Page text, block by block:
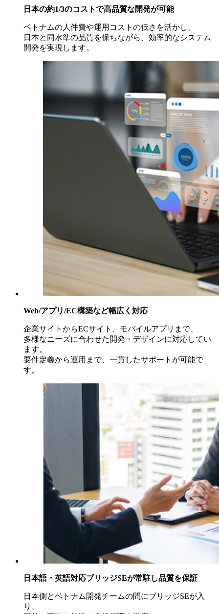
日本の約1/3のコストで高品質な開発が可能
ベトナムの人件費や運用コストの低さを活かし、
日本と同水準の品質を保ちながら、効率的なシステム
開発を実現します。
Web/アプリ/EC構築など幅広く対応
企業サイトからECサイト、モバイルアプリまで、
多様なニーズに合わせた開発・デザインに対応してい
ます。
要件定義から運用まで、一貫したサポートが可能で
す。
日本語・英語対応ブリッジSEが常駐し品質を保証
日本側とベトナム開発チームの間にブリッジSEが入
り、